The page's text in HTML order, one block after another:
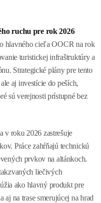
ruchu pre rok 2026
hlavného cieľa OOCR na rok
turistickej infraštruktúry a
Strategické plány pre tento
aj investície do peších,
sú verejnosti prístupné bez
v roku 2026 zastrešuje
Práce zahŕňajú technickú
prvkov na altánkoch.
liečivých
ako hlavný produkt pre
na trase smerujúcej na hrad